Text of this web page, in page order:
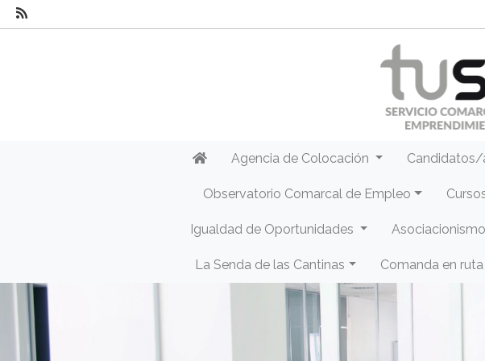
Agencia de Colocación Candidatos/
Observatorio Comarcal de Empleo
Igualdad de Oportunidades Asociacionismo
La Senda de las Cantinas Comanda en ruta